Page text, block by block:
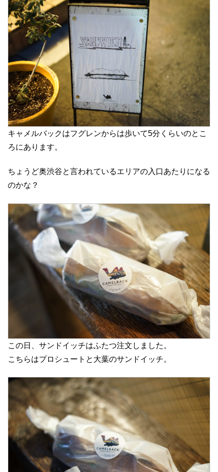
キャメルバックはフグレンからは歩いて5分くらいのとこ
ろにあります。
ちょうど奥渋谷と言われているエリアの入口あたりになる
のかな？
この日、サンドイッチはふたつ注文しました。
こちらはプロシュートと大葉のサンドイッチ。